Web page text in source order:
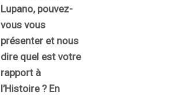
Lupano, pouvez-
vous vous
présenter et nous
dire quel est votre
rapport à
l’Histoire ? En